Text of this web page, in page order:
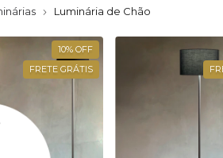
Luminária de Chão
10%OFF
FRETE GRÁTIS